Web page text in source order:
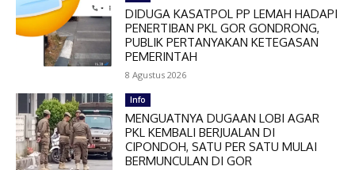
DIDUGA KASATPOL PP LEMAH HADAPI
PENERTIBAN PKL GOR GONDRONG,
PUBLIK PERTANYAKAN KETEGASAN
PEMERINTAH
8 Agustus 2026
Info
MENGUATNYA DUGAAN LOBI AGAR
PKL KEMBALI BERJUALAN DI
CIPONDOH, SATU PER SATU MULAI
BERMUNCULAN DI GOR